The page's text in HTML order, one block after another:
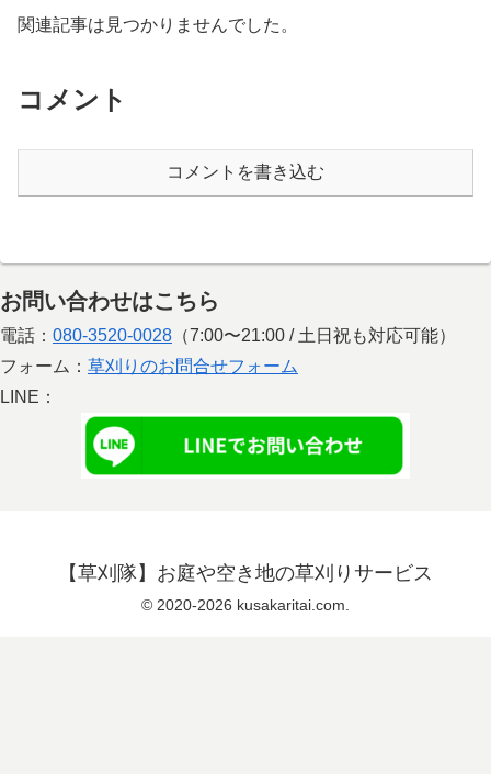
関連記事は見つかりませんでした。
コメント
コメントを書き込む
お問い合わせはこちら
電話： 080-3520-0028 （7:00〜21:00 / 土日祝も対応可能）
フォーム： 草刈りのお問合せフォーム
LINE：
【草刈隊】お庭や空き地の草刈りサービス
© 2020-2026 kusakaritai.com.